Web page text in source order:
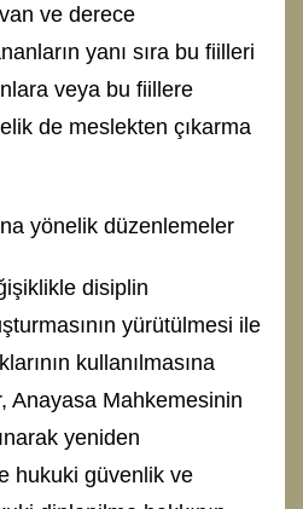
ve derece
yanı sıra bu fiilleri
veya bu fiillere
de meslekten çıkarma
yönelik düzenlemeler
disiplin
yürütülmesi ile
kullanılmasına
Anayasa Mahkemesinin
yeniden
hukuki güvenlik ve